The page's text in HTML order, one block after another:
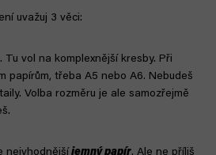
uvažuj 3 věci:
Tu vol na komplexnější kresby. Při
papírům, třeba A5 nebo A6. Nebudeš
Volba rozměru je ale samozřejmě
nejvhodnější jemný papír. Ale ne příliš